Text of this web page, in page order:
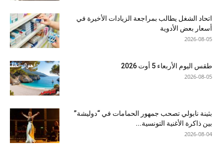
اتحاد الشغل يطالب بمراجعة الزيادات الأخيرة في
أسعار بعض الأدوية
2026-08-05
طقس اليوم الأربعاء 5 أوت 2026
2026-08-05
بثينة نابولي تصحب جمهور الحمامات في “دوليشة”
بين ذاكرة الأغنية التونسية...
2026-08-04